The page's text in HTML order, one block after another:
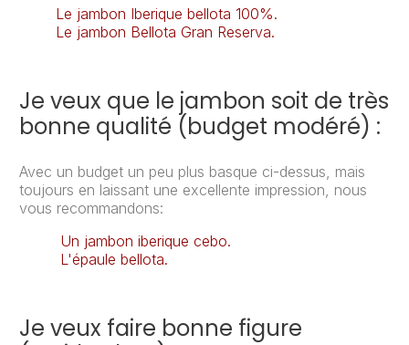
Le jambon Iberique bellota 100%.
Le jambon Bellota Gran Reserva.
Je veux que le jambon soit de très
bonne qualité (budget modéré) :
Avec un budget un peu plus basque ci-dessus, mais
toujours en laissant une excellente impression, nous
vous recommandons:
Un jambon iberique cebo.
L'épaule bellota.
Je veux faire bonne figure